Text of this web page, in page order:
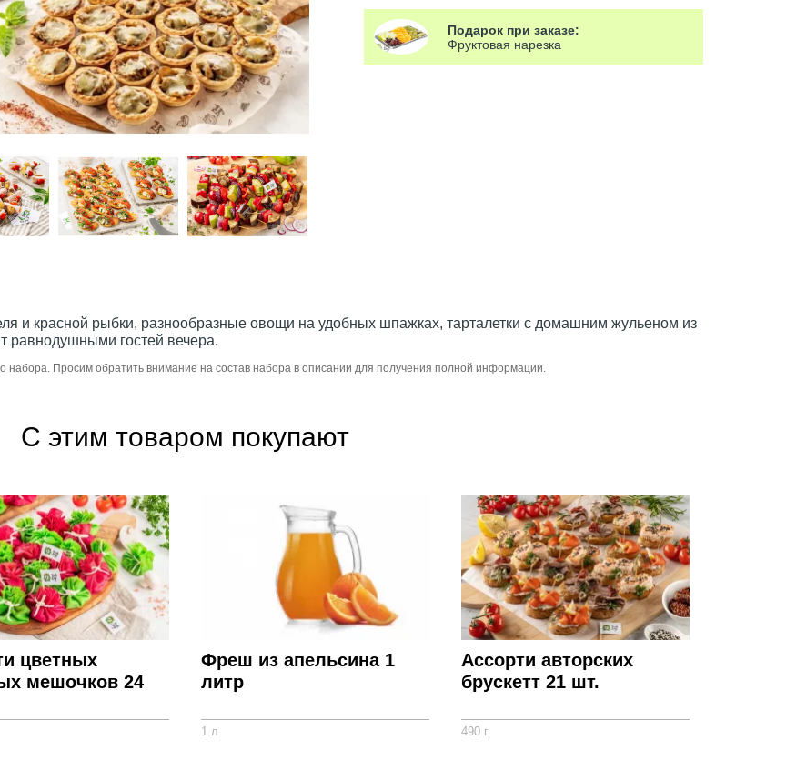
Подарок при заказе:
Фруктовая нарезка
и красной рыбки, разнообразные овощи на удобных шпажках, тарталетки с домашним жульеном из
равнодушными гостей вечера.
набора. Просим обратить внимание на состав набора в описании для получения полной информации.
С этим товаром покупают
цветных
мешочков 24
Фреш из апельсина 1
литр
1 л
Ассорти авторских
брускетт 21 шт.
490 г